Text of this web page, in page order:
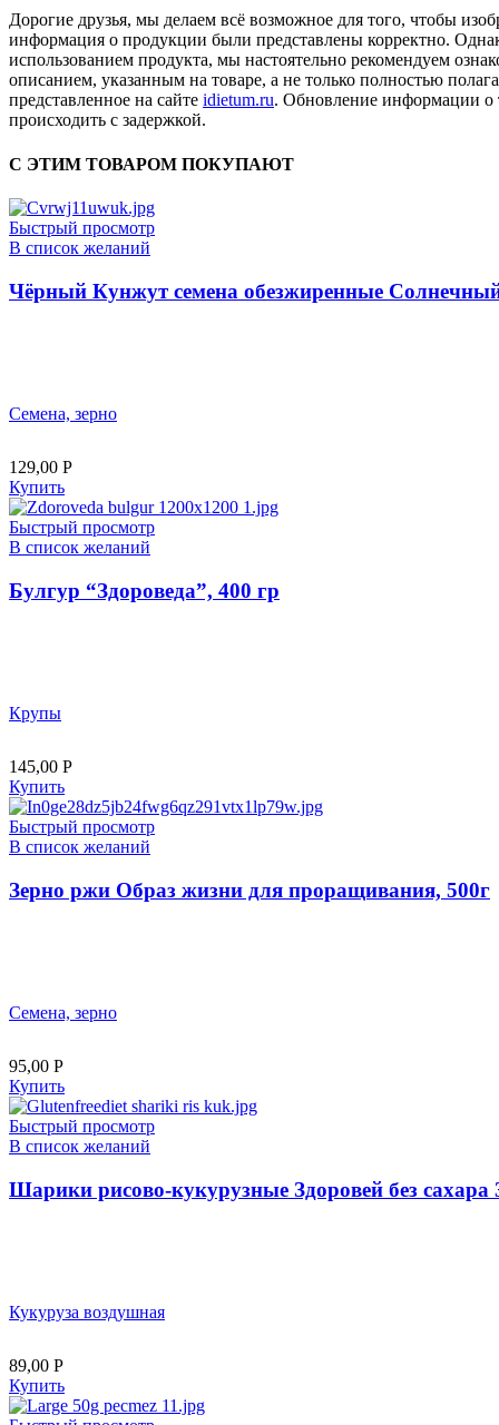
Дорогие друзья, мы делаем всё возможное для того, чтобы
информация о продукции были представлены корректно.
использованием продукта, мы настоятельно рекомендуем
описанием, указанным на товаре, а не только полностью
представленное на сайте idietum.ru. Обновление информации о
происходить с задержкой.
С ЭТИМ ТОВАРОМ ПОКУПАЮТ
Быстрый просмотр
В список желаний
Чёрный Кунжут семена обезжиренные
Семена, зерно
129,00 Р
Купить
Быстрый просмотр
В список желаний
Булгур “Здороведа”, 400 гр
Крупы
145,00 Р
Купить
Быстрый просмотр
В список желаний
Зерно ржи Образ жизни для проращивания, 500г
Семена, зерно
95,00 Р
Купить
Быстрый просмотр
В список желаний
Шарики рисово-кукурузные Здоровей без сахара
Кукуруза воздушная
89,00 Р
Купить